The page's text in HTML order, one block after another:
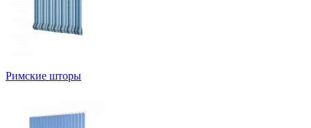
Римские шторы